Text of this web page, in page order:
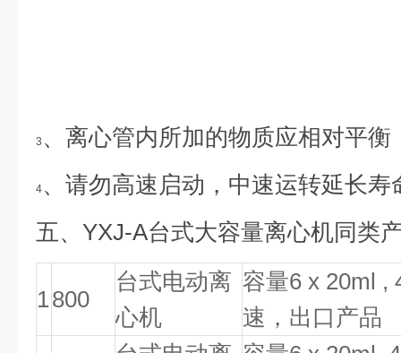
3 、离心管内所加的物质应相对平衡
4、请勿高速启动，中速运转延长寿
五、 YXJ-A台式大容量离心机同类
1800
台式电动离
心机
容量6 x 20ml ,
速，出口产品